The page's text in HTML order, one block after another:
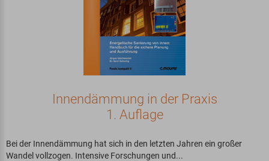
Innendämmung in der Praxis
1. Auflage
Bei der Innendämmung hat sich in den letzten Jahren ein großer
Wandel vollzogen. Intensive Forschungen und...